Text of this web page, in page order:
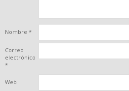
Nombre *
Correo
electrónico
*
Web